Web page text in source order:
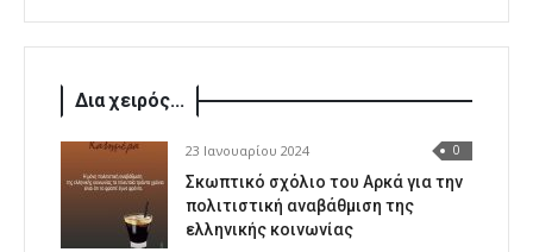
Δια χειρός...
23 Ιανουαρίου 2024 0
Σκωπτικό σχόλιο του Αρκά για την
πολιτιστική αναβάθμιση της
ελληνικής κοινωνίας